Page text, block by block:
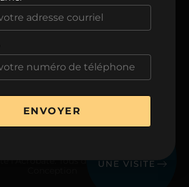
l’Acrobate. Tous droits réservés.
ENVOYER